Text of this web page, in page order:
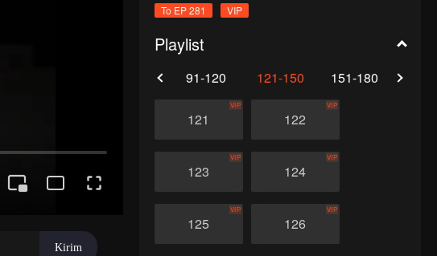
To EP 281 VIP
Playlist
91-120 121-150 151-180
121
VIP
122
VIP
123
VIP
124
VIP
125
VIP
126
VIP